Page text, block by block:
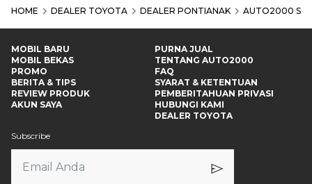
HOME DEALER TOYOTA DEALER PONTIANAK AUTO2000
MOBIL BARU
MOBIL BEKAS
PROMO
BERITA & TIPS
REVIEW PRODUK
AKUN SAYA
PURNA JUAL
TENTANG AUTO2000
FAQ
SYARAT & KETENTUAN
PEMBERITAHUAN PRIVASI
HUBUNGI KAMI
DEALER TOYOTA
Subscribe